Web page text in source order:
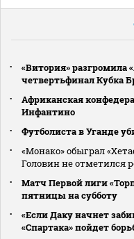
«Витория» разгромила
четвертьфинал Кубка
Африканская
Инфантино
Футболиста в Уганде
«Монако» обыграл
Головин не отметился
Матч Первой лиги
пятницы на субботу
«Если Даку начнет
«Спартака» пойдет